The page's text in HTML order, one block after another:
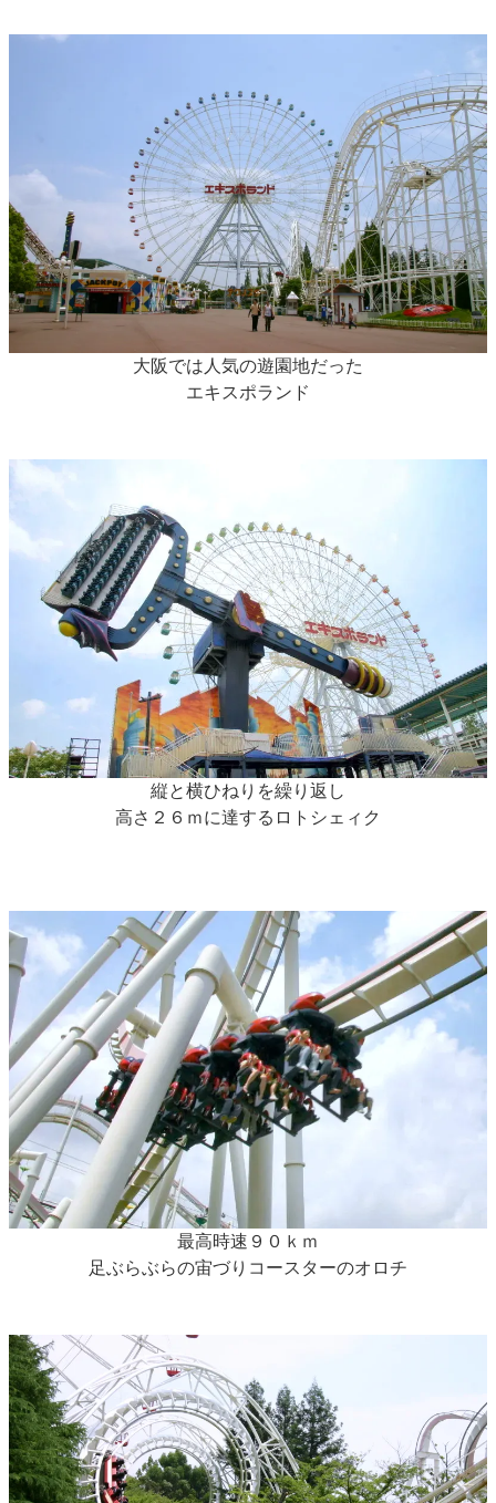
大阪では人気の遊園地だった
エキスポランド
縦と横ひねりを繰り返し
高さ２６ｍに達するロトシェィク
最高時速９０ｋｍ
足ぶらぶらの宙づりコースターのオロチ